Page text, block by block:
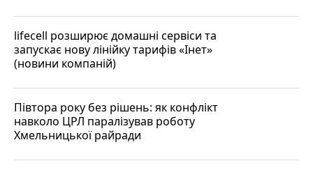
lifecell розширює домашні сервіси та
запускає нову лінійку тарифів «Інет»
(новини компаній)
Півтора року без рішень: як конфлікт
навколо ЦРЛ паралізував роботу
Хмельницької райради